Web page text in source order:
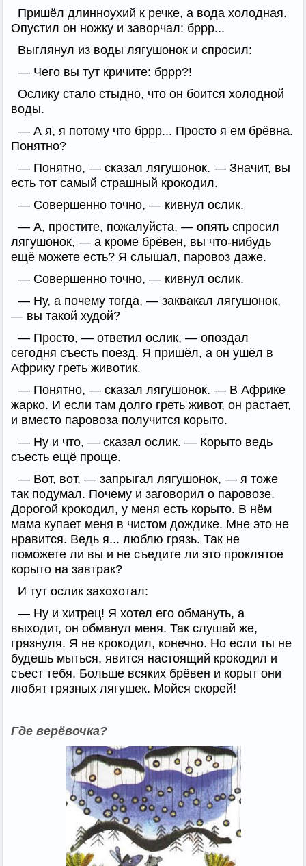
Пришёл длинноухий к речке, а вода холодная.
Опустил он ножку и заворчал: бррр...
Выглянул из воды лягушонок и спросил:
— Чего вы тут кричите: бррр?!
Ослику стало стыдно, что он боится холодной
воды.
— А я, я потому что бррр... Просто я ем брёвна.
Понятно?
— Понятно, — сказал лягушонок. — Значит, вы
есть тот самый страшный крокодил.
— Совершенно точно, — кивнул ослик.
— А, простите, пожалуйста, — опять спросил
лягушонок, — а кроме брёвен, вы что-нибудь
ещё можете есть? Я слышал, паровоз даже.
— Совершенно точно, — кивнул ослик.
— Ну, а почему тогда, — заквакал лягушонок,
— вы такой худой?
— Просто, — ответил ослик, — опоздал
сегодня съесть поезд. Я пришёл, а он ушёл в
Африку греть животик.
— Понятно, — сказал лягушонок. — В Африке
жарко. И если там долго греть живот, он растает,
и вместо паровоза получится корыто.
— Ну и что, — сказал ослик. — Корыто ведь
съесть ещё проще.
— Вот, вот, — запрыгал лягушонок, — я тоже
так подумал. Почему и заговорил о паровозе.
Дорогой крокодил, у меня есть корыто. В нём
мама купает меня в чистом дождике. Мне это не
нравится. Ведь я... люблю грязь. Так не
поможете ли вы и не съедите ли это проклятое
корыто на завтрак?
И тут ослик захохотал:
— Ну и хитрец! Я хотел его обмануть, а
выходит, он обманул меня. Так слушай же,
грязнуля. Я не крокодил, конечно. Но если ты не
будешь мыться, явится настоящий крокодил и
съест тебя. Больше всяких брёвен и корыт они
любят грязных лягушек. Мойся скорей!
Где верёвочка?